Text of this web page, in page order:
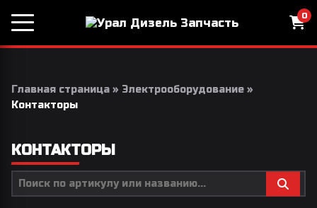
0
Главная страница » Электрооборудование »
Контакторы
КОНТАКТОРЫ